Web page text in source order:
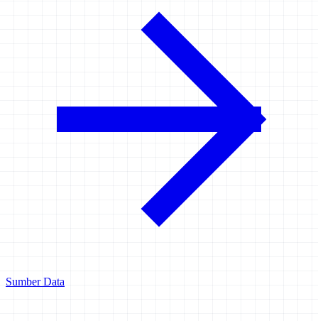
Sumber Data